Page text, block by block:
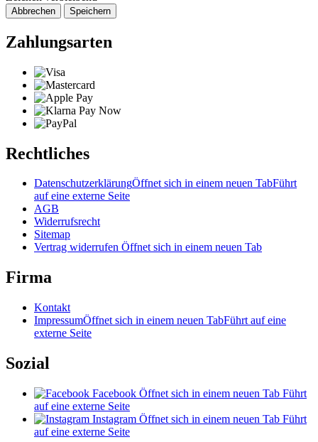
Abbrechen Speichern
Zahlungsarten
Rechtliches
DatenschutzerklärungÖffnet sich in einem neuen TabFührt
auf eine externe Seite
AGB
Widerrufsrecht
Sitemap
Vertrag widerrufen Öffnet sich in einem neuen Tab
Firma
Kontakt
ImpressumÖffnet sich in einem neuen TabFührt auf eine
externe Seite
Sozial
Facebook Öffnet sich in einem neuen Tab Führt
auf eine externe Seite
Instagram Öffnet sich in einem neuen Tab Führt
auf eine externe Seite